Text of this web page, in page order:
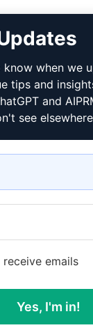
A.I
Zee
August 8,
when we
tips and
and
see
emails
Yes, I'm in!